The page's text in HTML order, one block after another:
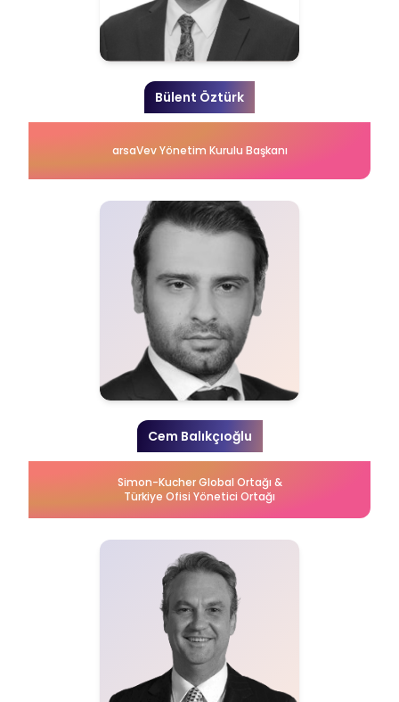
Bülent Öztürk
arsaVev Yönetim Kurulu Başkanı
Cem Balıkçıoğlu
Simon-Kucher Global Ortağı &
Türkiye Ofisi Yönetici Ortağı